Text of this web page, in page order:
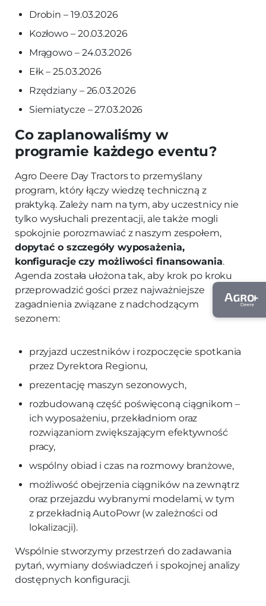
Drobin – 19.03.2026
Kozłowo – 20.03.2026
Mrągowo – 24.03.2026
Ełk – 25.03.2026
Rzędziany – 26.03.2026
Siemiatycze – 27.03.2026
Co zaplanowaliśmy w
programie każdego eventu?
Agro Deere Day Tractors to przemyślany
program, który łączy wiedzę techniczną z
praktyką. Zależy nam na tym, aby uczestnicy nie
tylko wysłuchali prezentacji, ale także mogli
spokojnie porozmawiać z naszym zespołem,
dopytać o szczegóły wyposażenia,
konfiguracje czy możliwości finansowania.
Agenda została ułożona tak, aby krok po kroku
przeprowadzić gości przez najważniejsze
zagadnienia związane z nadchodzącym
sezonem:
przyjazd uczestników i rozpoczęcie spotkania
przez Dyrektora Regionu,
prezentację maszyn sezonowych,
rozbudowaną część poświęconą ciągnikom –
ich wyposażeniu, przekładniom oraz
rozwiązaniom zwiększającym efektywność
pracy,
wspólny obiad i czas na rozmowy branżowe,
możliwość obejrzenia ciągników na zewnątrz
oraz przejazdu wybranymi modelami, w tym
z przekładnią AutoPowr (w zależności od
lokalizacji).
Wspólnie stworzymy przestrzeń do zadawania
pytań, wymiany doświadczeń i spokojnej analizy
dostępnych konfiguracji.